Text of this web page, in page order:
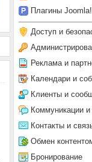
Плагины Joomla!
Доступ и
Реклама и
Календари и
Клиенты и
Коммуникации
Контакты и
Обмен
Бронирование